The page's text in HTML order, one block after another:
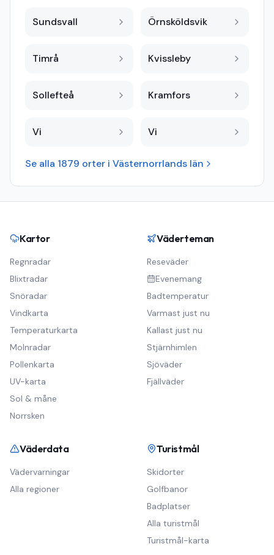
Sundsvall Örnsköldsvik
Timrå Kvissleby
Sollefteå Kramfors
Vi Vi
Se alla 1879 orter i Västernorrlands län
Kartor
Regnradar
Blixtradar
Snöradar
Vindkarta
Temperaturkarta
Molnradar
Pollenkarta
UV-karta
Sol & måne
Norrsken
Väderteman
Reseväder
Evenemang
Badtemperatur
Varmast just nu
Kallast just nu
Stjärnhimlen
Sjöväder
Fjällväder
Väderdata
Vädervarningar
Alla regioner
Turistmål
Skidorter
Golfbanor
Badplatser
Alla turistmål
Turistmål-karta